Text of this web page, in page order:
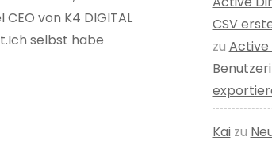
von K4 DIGITAL
selbst habe
CSV
zu
Kaizu